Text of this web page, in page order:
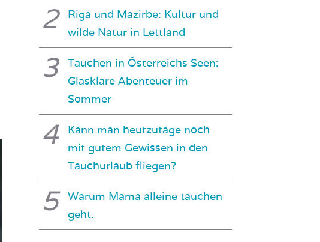
Riga und Mazirbe: Kultur und
wilde Natur in Lettland
Tauchen in Österreichs Seen:
Glasklare Abenteuer im
Sommer
Kann man heutzutage noch
mit gutem Gewissen in den
Tauchurlaub fliegen?
Warum Mama alleine tauchen
geht.